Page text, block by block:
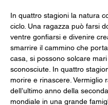
In quattro stagioni la natura
ciclo. Una ragazza può farsi
ventre gonfiarsi e divenire
smarrire il cammino che
casa, si possono solcare
sconosciute. In quattro
morire e rinascere. Vermiglio
dell’ultimo anno della
mondiale in una grande